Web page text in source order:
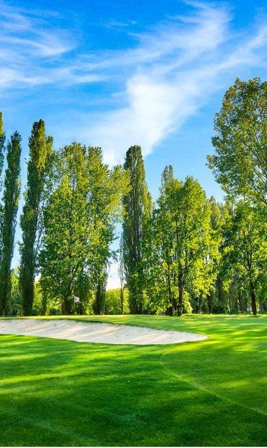
Par: 72
N° de hoyos : 18
Distancia: 5854 m
Apertura de temporada: todo el año
Día de cierre: lunes no festivos